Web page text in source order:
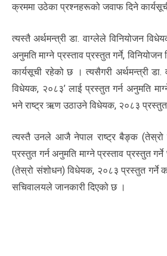
क्रममा उठेका प्रश्नहरूको जवाफ दिने
त्यस्तै अर्थमन्त्री डा. वाग्लेले विनियोजन
अनुमति माग्ने प्रस्ताव प्रस्तुत गर्ने,
कार्यसूची रहेको छ । त्यसैगरी अर्थमन्त्री
विधेयक, २०८३’ लाई प्रस्तुत गर्न अनुमति
भने राष्ट्र ऋण उठाउने विधेयक, २०८३ प्रस्तुत
त्यस्तै उनले आजै नेपाल राष्ट्र बैङ्क (तेस्रो
प्रस्तुत गर्न अनुमति माग्ने प्रस्ताव प्रस्तुत
(तेस्रो संशोधन) विधेयक, २०८३ प्रस्तुत गर्ने
सचिवालयले जानकारी दिएको छ ।